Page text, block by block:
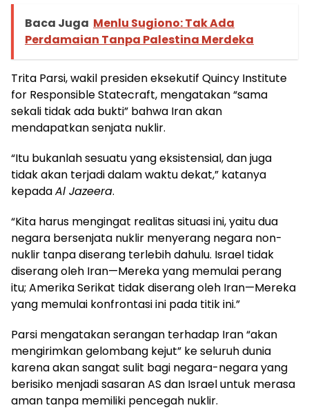
Baca Juga Menlu Sugiono: Tak Ada
Perdamaian Tanpa Palestina Merdeka
Trita Parsi, wakil presiden eksekutif Quincy Institute
for Responsible Statecraft, mengatakan “sama
sekali tidak ada bukti” bahwa Iran akan
mendapatkan senjata nuklir.
“Itu bukanlah sesuatu yang eksistensial, dan juga
tidak akan terjadi dalam waktu dekat,” katanya
kepadaAl Jazeera.
“Kita harus mengingat realitas situasi ini, yaitu dua
negara bersenjata nuklir menyerang negara non-
nuklir tanpa diserang terlebih dahulu. Israel tidak
diserang oleh Iran—Mereka yang memulai perang
itu; Amerika Serikat tidak diserang oleh Iran—Mereka
yang memulai konfrontasi ini pada titik ini.”
Parsi mengatakan serangan terhadap Iran “akan
mengirimkan gelombang kejut” ke seluruh dunia
karena akan sangat sulit bagi negara-negara yang
berisiko menjadi sasaran AS dan Israel untuk merasa
aman tanpa memiliki pencegah nuklir.